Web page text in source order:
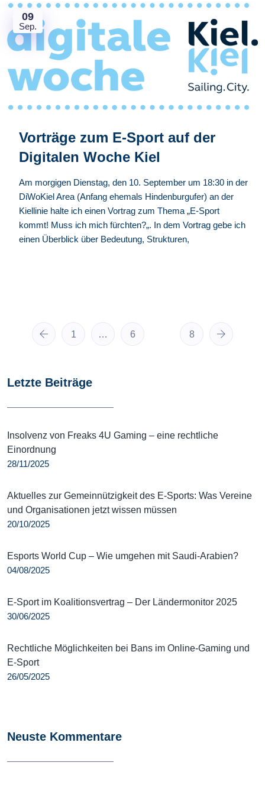
09
Sep.
Vorträge zum E-Sport auf der
Digitalen Woche Kiel
Am morgigen Dienstag, den 10. September um 18:30 in der
DiWoKiel Area (Anfang ehemals Hindenburgufer) an der
Kiellinie halte ich einen Vortrag zum Thema „E-Sport
kommt! Muss ich mich fürchten?„. In dem Vortrag gebe ich
einen Überblick über Bedeutung, Strukturen,
1 … 6 8
Letzte Beiträge
Insolvenz von Freaks 4U Gaming – eine rechtliche
Einordnung
28/11/2025
Aktuelles zur Gemeinnützigkeit des E-Sports: Was Vereine
und Organisationen jetzt wissen müssen
20/10/2025
Esports World Cup – Wie umgehen mit Saudi-Arabien?
04/08/2025
E-Sport im Koalitionsvertrag – Der Ländermonitor 2025
30/06/2025
Rechtliche Möglichkeiten bei Bans im Online-Gaming und
E-Sport
26/05/2025
Neuste Kommentare